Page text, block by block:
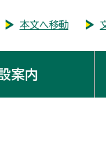
本文へ移動
案内